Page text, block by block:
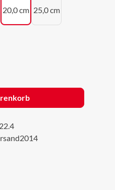
20,0 cm 25,0 cm
den gewünschten